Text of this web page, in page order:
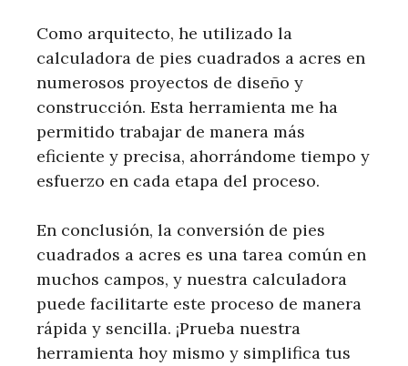
Como arquitecto, he utilizado la
calculadora de pies cuadrados a acres en
numerosos proyectos de diseño y
construcción. Esta herramienta me ha
permitido trabajar de manera más
eficiente y precisa, ahorrándome tiempo y
esfuerzo en cada etapa del proceso.
En conclusión, la conversión de pies
cuadrados a acres es una tarea común en
muchos campos, y nuestra calculadora
puede facilitarte este proceso de manera
rápida y sencilla. ¡Prueba nuestra
herramienta hoy mismo y simplifica tus